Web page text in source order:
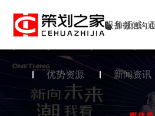
首页 服务领域
优势资源 新闻资讯
加微信沟通